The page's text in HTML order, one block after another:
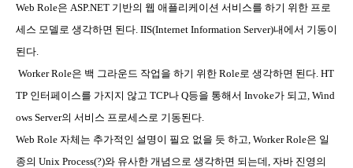
Web Role은 ASP.NET 기반의 웹 애플리케이션 서비스를 하기 위한 프로
세스 모델로 생각하면 된다 . IIS(Internet Information Server)내에서 기동이
된다
Worker Role은 백 그라운드 작업을 하기 위한 Role로 생각하면 된다 . HT
TP 인터페이스를 가지지 않고 TCP나 Q등을 통해서 Invoke가 되고 , Wind
ows Server의 서비스 프로세스로 기동된다
Web Role 자체는 추가적인 설명이 필요 없을 듯 하고 , Worker Role은 일
종의 Unix Process(?)와 유사한 개념으로 생각하면 되는데 자바 진영의